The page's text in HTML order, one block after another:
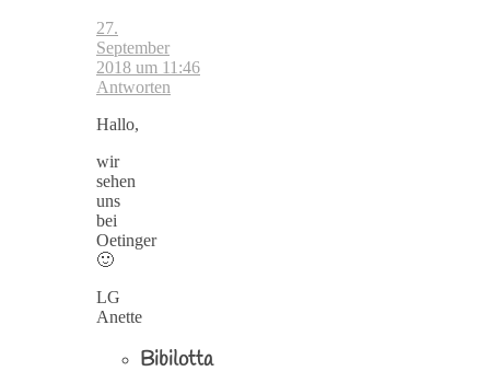
27.
September
2018 um 11:46
Antworten
Hallo,
wir
sehen
uns
bei
Oetinger
🙂
LG
Anette
Bibilotta